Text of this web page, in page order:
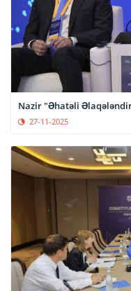
Nazir "Əhatəli
27-11-2025